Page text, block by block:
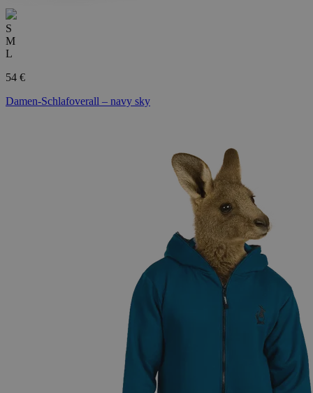
S
M
L
54 €
Damen-Schlafoverall – navy sky